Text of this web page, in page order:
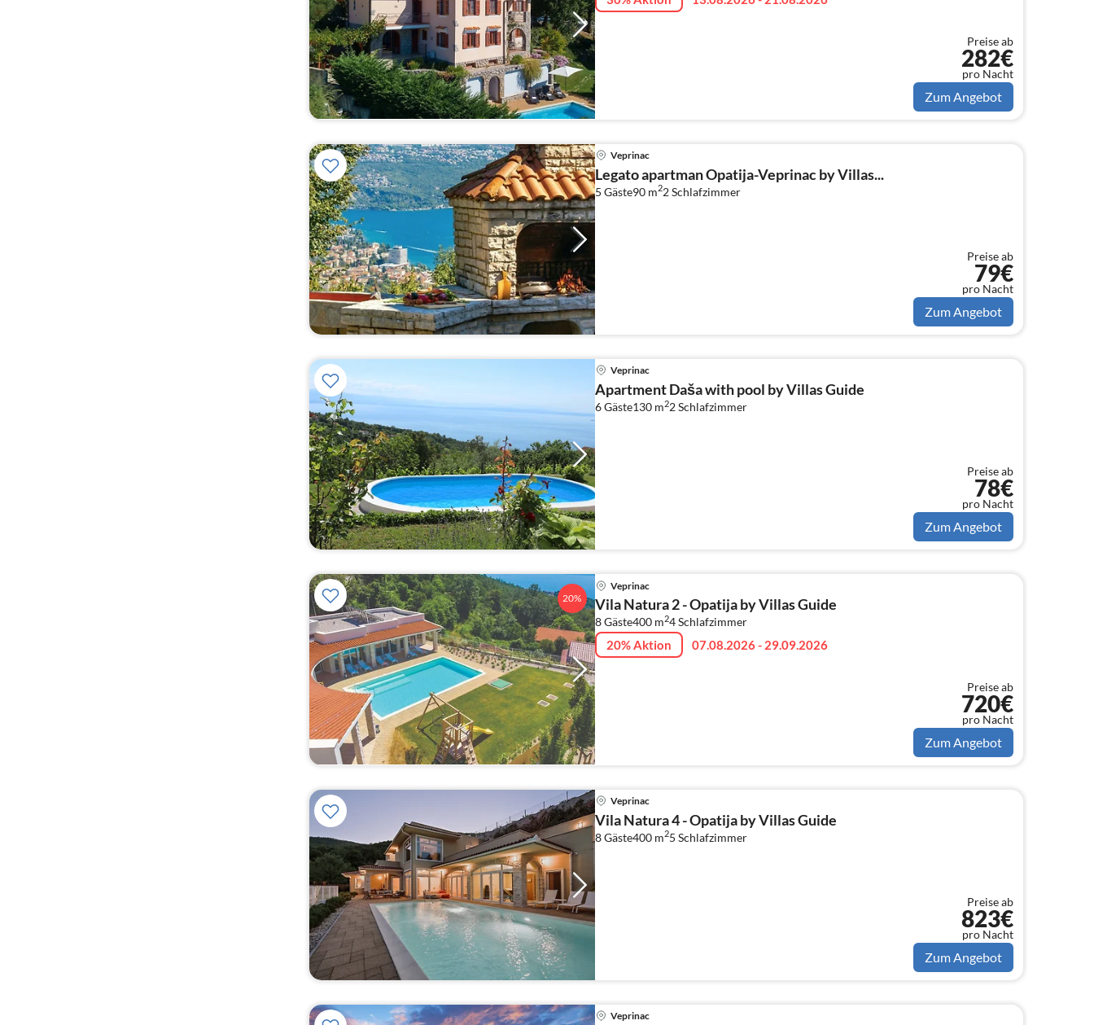
Preise ab
282€
pro Nacht
Zum Angebot
Veprinac
Legato apartman Opatija-Veprinac by Villas...
5 Gäste90 m22Schlafzimmer
Preise ab
79€
pro Nacht
Zum Angebot
Veprinac
Apartment Daša with pool by Villas Guide
6 Gäste130 m22Schlafzimmer
Preise ab
78€
pro Nacht
Zum Angebot
20%
Veprinac
Vila Natura 2 - Opatija by Villas Guide
8 Gäste400 m24Schlafzimmer
20% Aktion 07.08.2026 - 29.09.2026
Preise ab
720€
pro Nacht
Zum Angebot
Veprinac
Vila Natura 4 - Opatija by Villas Guide
8 Gäste400 m25 Schlafzimmer
Preise ab
823€
pro Nacht
Zum Angebot
Veprinac